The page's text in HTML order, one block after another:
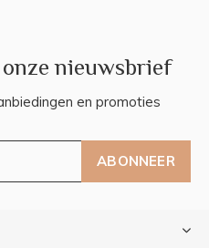
nieuwsbrief
en promoties
ABONNEER